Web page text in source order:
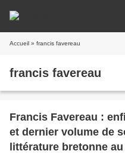
Accueil » francis favereau
francis favereau
Francis Favereau :
et dernier volume de
littérature bretonne